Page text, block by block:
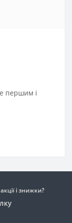
першим і
і знижки?